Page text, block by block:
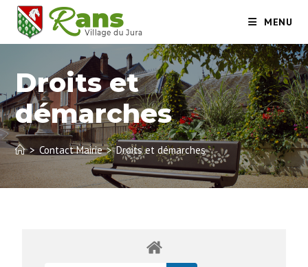
MENU
Droits et
démarches
> Contact Mairie > Droits et démarches